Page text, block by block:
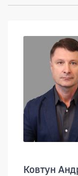
Ковтун